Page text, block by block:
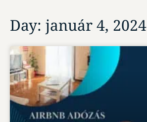
Day: január 4, 2024